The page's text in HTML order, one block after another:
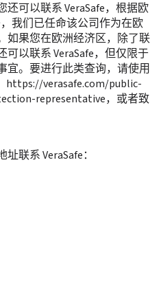
可以联系 VeraSafe，根据欧
我们已任命该公司作为在欧
如果您在欧洲经济区，除了联
以联系 VeraSafe，但仅限于
宜。要进行此类查询，请使用
https://verasafe.com/public-
representative，或者致
联系 VeraSafe：